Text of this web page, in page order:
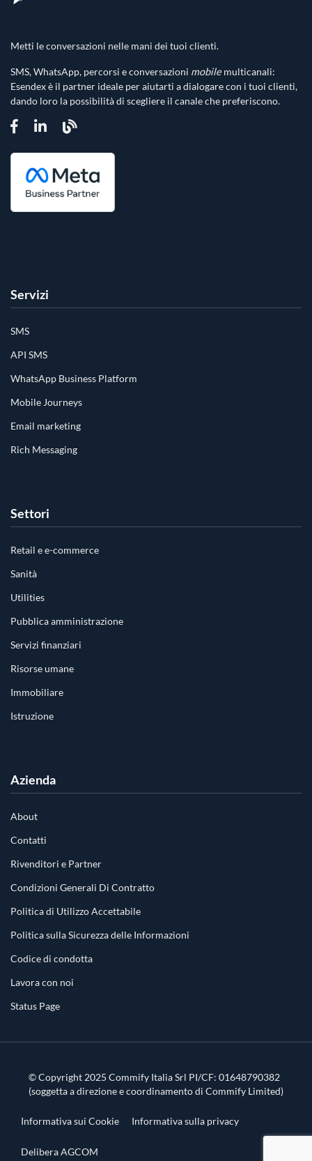
Metti le conversazioni nelle mani dei tuoi clienti.
SMS, WhatsApp, percorsi e conversazioni mobile multicanali:
Esendex è il partner ideale per aiutarti a dialogare con i tuoi clienti,
dando loro la possibilità di scegliere il canale che preferiscono.
Servizi
SMS
API SMS
WhatsApp Business Platform
Mobile Journeys
Email marketing
Rich Messaging
Settori
Retail e e-commerce
Sanità
Utilities
Pubblica amministrazione
Servizi finanziari
Risorse umane
Immobiliare
Istruzione
Azienda
About
Contatti
Rivenditori e Partner
Condizioni Generali Di Contratto
Politica di Utilizzo Accettabile
Politica sulla Sicurezza delle Informazioni
Codice di condotta
Lavora con noi
Status Page
© Copyright 2025 Commify Italia Srl PI/CF: 01648790382
(soggetta a direzione e coordinamento di Commify Limited)
Informativa sui Cookie Informativa sulla privacy
Delibera AGCOM